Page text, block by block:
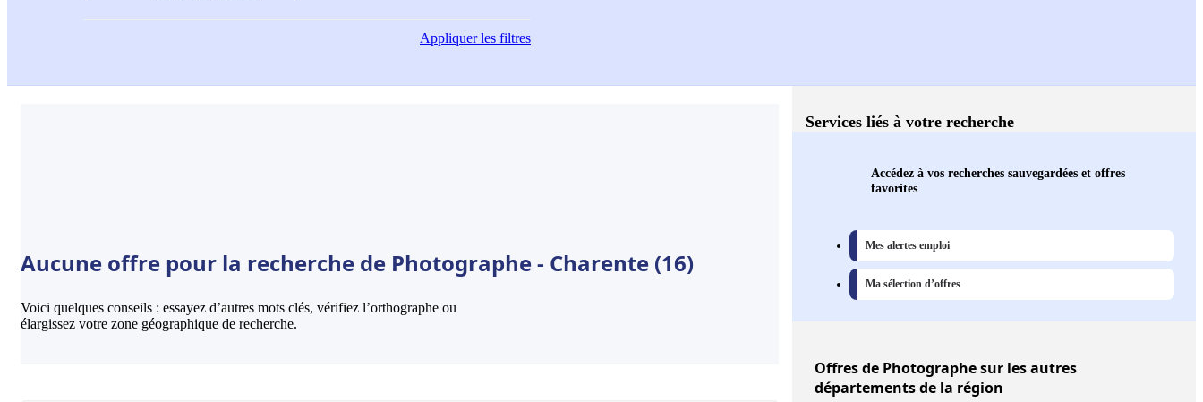
Appliquerles filtres
Aucune offre pour la recherche de Photographe - Charente (16)
Voici quelques conseils : essayez d’autres mots clés, vérifiez l’orthographe ou
élargissez votre zone géographique de recherche.
Services liés à votre recherche
Accédez à vos recherches sauvegardées et offres
favorites
Mes alertes emploi
Ma sélection d’offres
Offresde Photographe sur les autres
départements de la région